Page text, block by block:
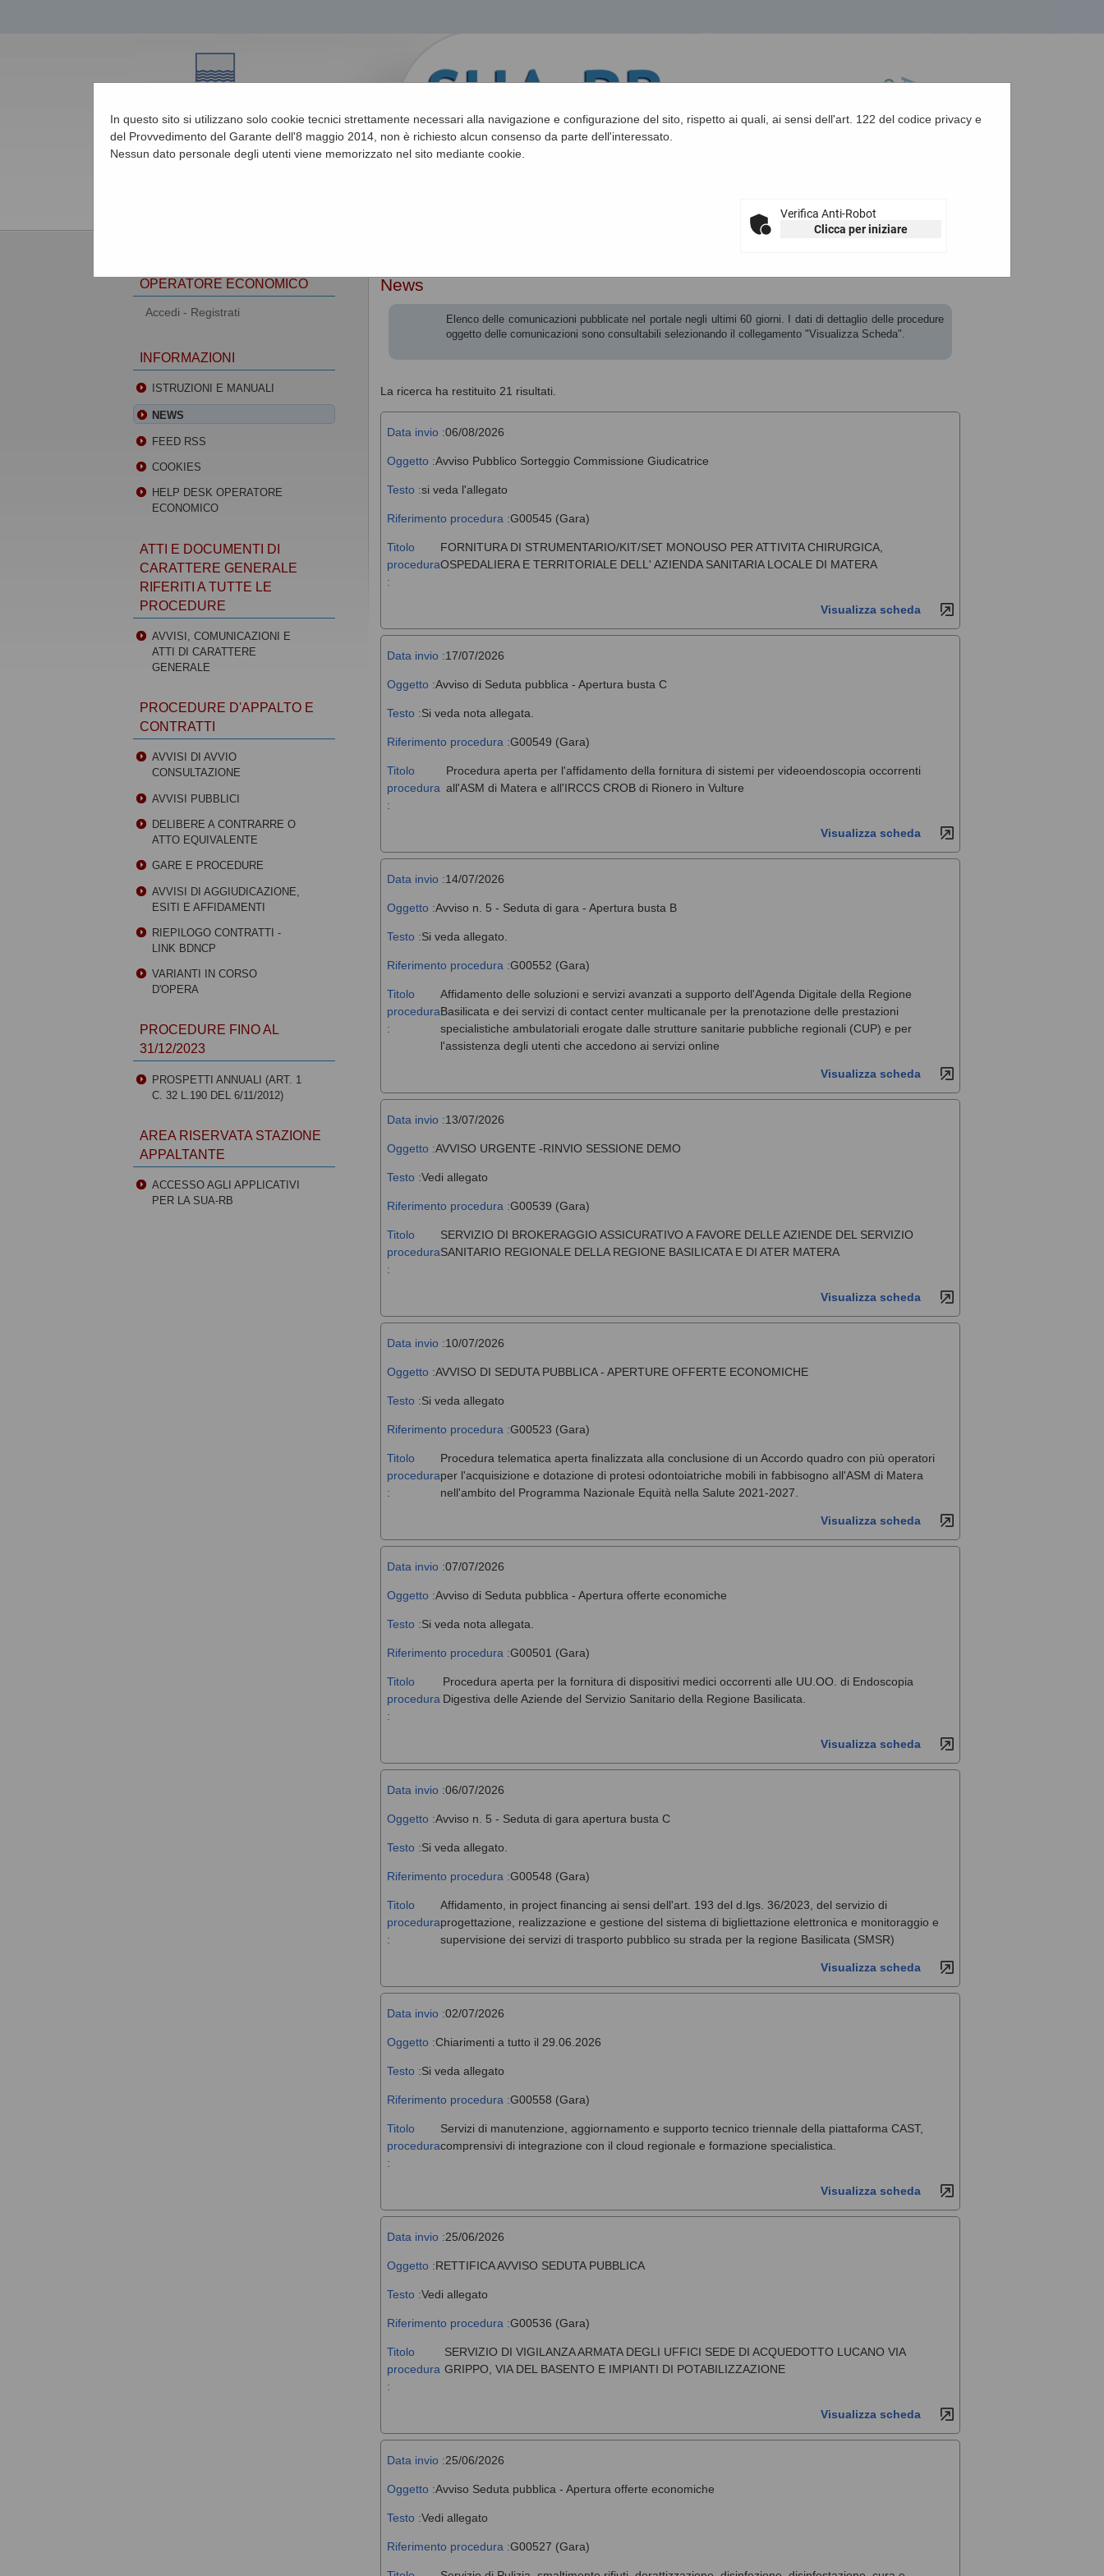
In questo sito si utilizzano solo cookie tecnici strettamente necessari alla navigazione e configurazione del sito, rispetto ai quali, ai sensi dell'art. 122 del codice privacy e
del Provvedimento del Garante dell'8 maggio 2014, non è richiesto alcun consenso da parte dell'interessato.
Nessun dato personale degli utenti viene memorizzato nel sito mediante cookie.
Verifica Anti-Robot
Clicca per iniziare
News
Elenco delle comunicazioni pubblicate nel portale negli ultimi 60 giorni. I dati di dettaglio delle procedure
oggetto delle comunicazioni sono consultabili selezionando il collegamento "Visualizza Scheda".
La ricerca ha restituito 21 risultati.
Data invio :06/08/2026
Oggetto :Avviso Pubblico Sorteggio Commissione Giudicatrice
Testo :si veda l'allegato
Riferimento procedura :G00545 (Gara)
Titolo
procedura
:
FORNITURA DI STRUMENTARIO/KIT/SET MONOUSO PER ATTIVITA CHIRURGICA,
OSPEDALIERA E TERRITORIALE DELL' AZIENDA SANITARIA LOCALE DI MATERA
Visualizza scheda
Data invio :17/07/2026
Oggetto :Avviso di Seduta pubblica - Apertura busta C
Testo :Si veda nota allegata.
Riferimento procedura :G00549 (Gara)
Titolo
procedura
:
Procedura aperta per l'affidamento della fornitura di sistemi per videoendoscopia occorrenti
all'ASM di Matera e all'IRCCS CROB di Rionero in Vulture
Visualizza scheda
Data invio :14/07/2026
Oggetto :Avviso n. 5 - Seduta di gara - Apertura busta B
Testo :Si veda allegato.
Riferimento procedura :G00552 (Gara)
Titolo
procedura
:
Affidamento delle soluzioni e servizi avanzati a supporto dell'Agenda Digitale della Regione
Basilicata e dei servizi di contact center multicanale per la prenotazione delle prestazioni
specialistiche ambulatoriali erogate dalle strutture sanitarie pubbliche regionali (CUP) e per
l'assistenza degli utenti che accedono ai servizi online
Visualizza scheda
Data invio :13/07/2026
Oggetto :AVVISO URGENTE -RINVIO SESSIONE DEMO
Testo :Vedi allegato
Riferimento procedura :G00539 (Gara)
Titolo
procedura
:
SERVIZIO DI BROKERAGGIO ASSICURATIVO A FAVORE DELLE AZIENDE DEL SERVIZIO
SANITARIO REGIONALE DELLA REGIONE BASILICATA E DI ATER MATERA
Visualizza scheda
Data invio :10/07/2026
Oggetto :AVVISO DI SEDUTA PUBBLICA - APERTURE OFFERTE ECONOMICHE
Testo :Si veda allegato
Riferimento procedura :G00523 (Gara)
Titolo
procedura
:
Procedura telematica aperta finalizzata alla conclusione di un Accordo quadro con più operatori
per l'acquisizione e dotazione di protesi odontoiatriche mobili in fabbisogno all'ASM di Matera
nell'ambito del Programma Nazionale Equità nella Salute 2021-2027.
Visualizza scheda
Data invio :07/07/2026
Oggetto :Avviso di Seduta pubblica - Apertura offerte economiche
Testo :Si veda nota allegata.
Riferimento procedura :G00501 (Gara)
Titolo
procedura
:
Procedura aperta per la fornitura di dispositivi medici occorrenti alle UU.OO. di Endoscopia
Digestiva delle Aziende del Servizio Sanitario della Regione Basilicata.
Visualizza scheda
Data invio :06/07/2026
Oggetto :Avviso n. 5 - Seduta di gara apertura busta C
Testo :Si veda allegato.
Riferimento procedura :G00548 (Gara)
Titolo
procedura
:
Affidamento, in project financing ai sensi dell'art. 193 del d.lgs. 36/2023, del servizio di
progettazione, realizzazione e gestione del sistema di bigliettazione elettronica e monitoraggio e
supervisione dei servizi di trasporto pubblico su strada per la regione Basilicata (SMSR)
Visualizza scheda
Data invio :02/07/2026
Oggetto :Chiarimenti a tutto il 29.06.2026
Testo :Si veda allegato
Riferimento procedura :G00558 (Gara)
Titolo
procedura
:
Servizi di manutenzione, aggiornamento e supporto tecnico triennale della piattaforma CAST,
comprensivi di integrazione con il cloud regionale e formazione specialistica.
Visualizza scheda
Data invio :25/06/2026
Oggetto :RETTIFICA AVVISO SEDUTA PUBBLICA
Testo :Vedi allegato
Riferimento procedura :G00536 (Gara)
Titolo
procedura
:
SERVIZIO DI VIGILANZA ARMATA DEGLI UFFICI SEDE DI ACQUEDOTTO LUCANO VIA
GRIPPO, VIA DEL BASENTO E IMPIANTI DI POTABILIZZAZIONE
Visualizza scheda
Data invio :25/06/2026
Oggetto :Avviso Seduta pubblica - Apertura offerte economiche
Testo :Vedi allegato
Riferimento procedura :G00527 (Gara)
OPERATORE ECONOMICO
Accedi - Registrati
INFORMAZIONI
ISTRUZIONI E MANUALI
NEWS
FEED RSS
COOKIES
HELP DESK OPERATORE
ECONOMICO
ATTI E DOCUMENTI DI
CARATTERE GENERALE
RIFERITI A TUTTE LE
PROCEDURE
AVVISI, COMUNICAZIONI E
ATTI DI CARATTERE
GENERALE
PROCEDURE D'APPALTO E
CONTRATTI
AVVISI DI AVVIO
CONSULTAZIONE
AVVISI PUBBLICI
DELIBERE A CONTRARRE O
ATTO EQUIVALENTE
GARE E PROCEDURE
AVVISI DI AGGIUDICAZIONE,
ESITI E AFFIDAMENTI
RIEPILOGO CONTRATTI -
LINK BDNCP
VARIANTI IN CORSO
D'OPERA
PROCEDURE FINO AL
31/12/2023
PROSPETTI ANNUALI (ART. 1
C. 32 L.190 DEL 6/11/2012)
AREA RISERVATA STAZIONE
APPALTANTE
ACCESSO AGLI APPLICATIVI
PER LA SUA-RB